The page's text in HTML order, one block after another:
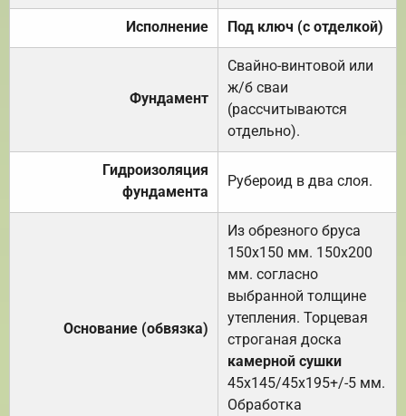
Исполнение Под ключ (с отделкой)
Фундамент
Свайно-винтовой или
ж/б сваи
(рассчитываются
отдельно).
Гидроизоляция
фундамента
Рубероид в два слоя.
Основание (обвязка)
Из обрезного бруса
150х150 мм. 150х200
мм. согласно
выбранной толщине
утепления. Торцевая
строганая доска
камерной сушки
45х145/45х195+/-5 мм.
Обработка